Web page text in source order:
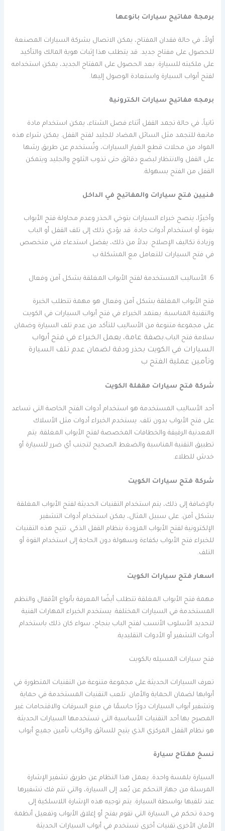
برمجة مفاتيح سيارات بانوعها
أولاً، في حالة فقدان المفتاح، يمكن الاتصال بشركة السيارات المصنعة
للحصول على مفتاح جديد. قد يتطلب هذا إثبات هوية المالك والتأكيد
على ملكيته للسيارة. بعد الحصول على المفتاح الجديد، يمكن استخدامه
لفتح أبواب السيارة واستعادة الوصول إليها.
برمجه مفاتيح سيارات الكترونية
ثانياً، في حالة تجمد القفل أثناء فصل الشتاء، يمكن استخدام مادة
مانعة للتجمد مثل السائل المضاد للجليد لفتح القفل. يمكن شراء هذه
المواد من محلات قطع الغيار السيارات، وتُستخدم عن طريق رشها
على القفل والانتظار لبضع دقائق حتى تذوب الثلوج والجليد ويتمكن
القفل من الفتح بسهولة.
فنيين فتح سيارات والمفاتيح في الداخل
وأخيرًا، ينصح خبراء السيارات بتوخي الحذر وعدم محاولة فتح الأبواب
بقوة أو استخدام أدوات حادة. قد يؤدي ذلك إلى تلف القفل أو الباب
وزيادة تكاليف الإصلاح. بدلاً من ذلك، يفضل استدعاء فني متخصص
في فتح السيارات للتعامل مع المشكلة ب
6. الأساليب المستخدمة لفتح الأبواب المغلقة بشكل آمن وفعال
فتح الأبواب المغلقة بشكل آمن وفعال هو مهمة تتطلب الخبرة
والتقنية المناسبة. يعتمد الخبراء في فتح أبواب السيارات في الكويت
على مجموعة متنوعة من الأساليب للتأكد من عدم تلف السيارة وضمان
سلامة فتح الباب.بصفة عامة، يعمل الخبراء في فتح أبواب
السيارات في الكويت بحذر ودقة لضمان عدم تلف السيارة
وتأمين عملية الفتح ب
شركة فتح سيارات مقفلة الكويت
أحد الأساليب المستخدمة هو استخدام أدوات الفتح الخاصة التي تساعد
على فتح الأبواب بدون تلف. يستخدم الخبراء أدوات مثل الأسلاك
المعدنية الرقيقة والخطافات المخصصة لفتح الأبواب المغلقة. يتم
تطبيق التقنية المناسبة والضغط الصحيح لتجنب أي ضرر للسيارة أو
خدش للطلاء.
شركة فتح سيارات الكويت
بالإضافة إلى ذلك، يتم استخدام التقنيات الحديثة لفتح الأبواب المغلقة
بشكل آمن. على سبيل المثال، يمكن استخدام أدوات التشفير
الإلكترونية لفتح الأبواب المزودة بنظام القفل الذكي. تتيح هذه التقنيات
للخبراء فتح الأبواب بكفاءة وسهولة دون الحاجة إلى استخدام القوة أو
التلف.
اسعار فتح سيارات الكويت
مهمة فتح الأبواب المغلقة تتطلب أيضًا المعرفة بأنواع الأقفال والنظم
المستخدمة في السيارات المختلفة. يستخدم الخبراء المهارات الفنية
لتحديد الأسلوب الأنسب لفتح الباب بنجاح، سواء كان ذلك باستخدام
أدوات التشفير أو الأدوات التقليدية.
فتح سيارات المسيله بالكويت
تعرف السيارات الحديثة على مجموعة متنوعة من التقنيات المتطورة في
أبوابها لضمان الحماية والأمان. تلعب التقنيات المستخدمة في حماية
وتشفير أبواب السيارات دورًا حاسمًا في منع السرقات والاقتحامات غير
المصرح بها.أحد التقنيات الأساسية التي تستخدمها السيارات الحديثة
هو نظام القفل المركزي الذي يتيح للسائق والركاب تأمين جميع أبواب
نسخ مفتاح سيارة
السيارة بلمسة واحدة. يعمل هذا النظام عن طريق تشفير الإشارة
المرسلة من جهاز التحكم عن بُعد إلى السيارة، والتي تتم فك تشفيرها
عند تلقيها بواسطة السيارة. يتم توجيه هذه الإشارة اللاسلكية إلى
وحدة تحكم في السيارة التي تقوم بفتح أو إغلاق الأبواب وتفعيل أنظمة
الأمان الأخرى.تقنيات أخرى تستخدم في أبواب السيارات الحديثة